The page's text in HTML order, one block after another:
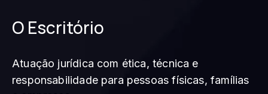
O Escritório
Atuação jurídica com ética, técnica e
responsabilidade para pessoas físicas, famílias